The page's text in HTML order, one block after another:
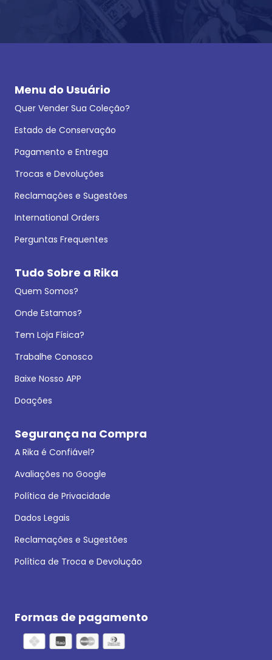
Menu do Usuário
Quer Vender Sua Coleção?
Estado de Conservação
Pagamento e Entrega
Trocas e Devoluções
Reclamações e Sugestões
International Orders
Perguntas Frequentes
Tudo Sobre a Rika
Quem Somos?
Onde Estamos?
Tem Loja Física?
Trabalhe Conosco
Baixe Nosso APP
Doações
Segurança na Compra
A Rika é Confiável?
Avaliações no Google
Política de Privacidade
Dados Legais
Reclamações e Sugestões
Política de Troca e Devolução
Formas de pagamento